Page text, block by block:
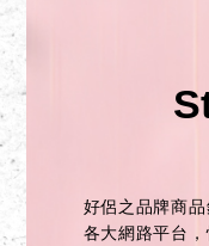
好侶之品牌商
各大網路平台